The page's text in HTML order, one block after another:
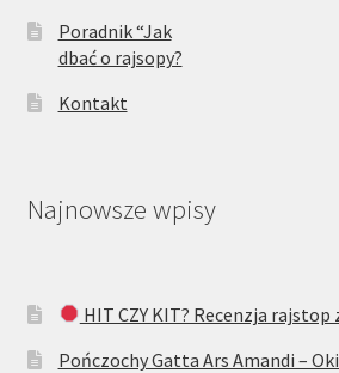
Poradnik “Jak
dbać o rajsopy?
Kontakt
Najnowsze wpisy
HIT CZY KIT? Recenzja rajstop
Pończochy Gatta Ars Amandi –